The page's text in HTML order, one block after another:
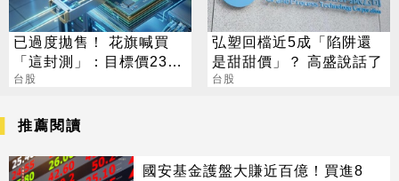
已過度拋售！ 花旗喊買
「這封測」：目標價230
元
台股
弘塑回檔近5成「陷阱還
是甜甜價」？ 高盛說話了
台股
推薦閱讀
國安基金護盤大賺近百億！買進8